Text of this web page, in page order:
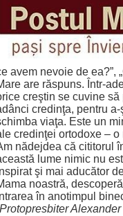
avem nevoie de ea?”,
are răspuns.
creştin se cuvine să
credinţa, pentru
viaţa. Este un
credinţei ortodoxe –
nădejdea că cititorul
lume nimic nu
şi mai aducător
noastră,
în anotimpul
Protopresbiter